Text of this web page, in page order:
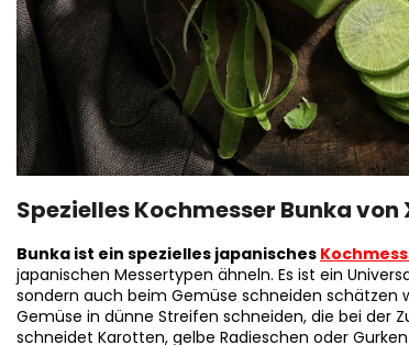
Spezielles Kochmesser Bunka von
Bunka ist ein spezielles japanisches
japanischen Messertypen ähneln. Es ist ein
sondern auch beim Gemüse schneiden schätzen
Gemüse in dünne Streifen schneiden, die bei der
schneidet Karotten, gelbe Radieschen oder